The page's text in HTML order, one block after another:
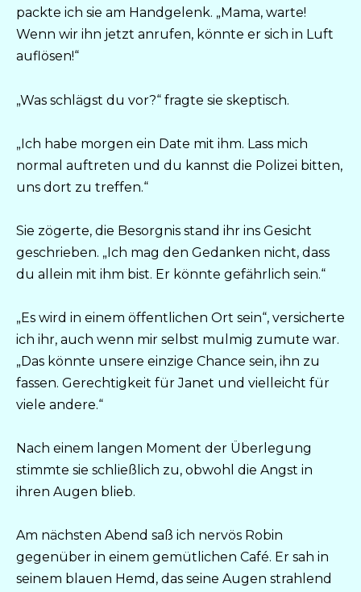
packte ich sie am Handgelenk. „Mama, warte!
Wenn wir ihn jetzt anrufen, könnte er sich in Luft
auflösen!“
„Was schlägst du vor?“ fragte sie skeptisch.
„Ich habe morgen ein Date mit ihm. Lass mich
normal auftreten und du kannst die Polizei bitten,
uns dort zu treffen.“
Sie zögerte, die Besorgnis stand ihr ins Gesicht
geschrieben. „Ich mag den Gedanken nicht, dass
du allein mit ihm bist. Er könnte gefährlich sein.“
„Es wird in einem öffentlichen Ort sein“, versicherte
ich ihr, auch wenn mir selbst mulmig zumute war.
„Das könnte unsere einzige Chance sein, ihn zu
fassen. Gerechtigkeit für Janet und vielleicht für
viele andere.“
Nach einem langen Moment der Überlegung
stimmte sie schließlich zu, obwohl die Angst in
ihren Augen blieb.
Am nächsten Abend saß ich nervös Robin
gegenüber in einem gemütlichen Café. Er sah in
seinem blauen Hemd, das seine Augen strahlend